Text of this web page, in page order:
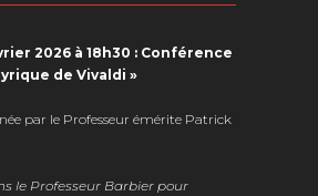
2026 à 18h30 : Conférence
de Vivaldi »
par le Professeur émérite Patrick
le Professeur Barbier pour